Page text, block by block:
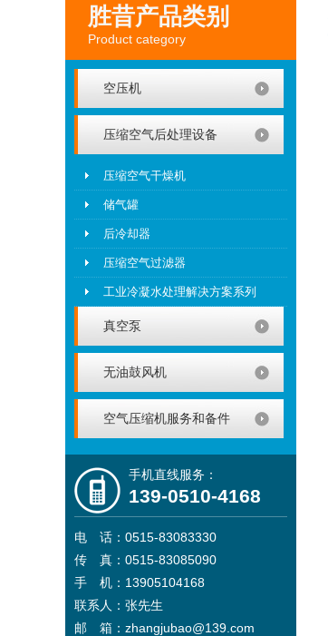
胜昔产品类别
Product category
空压机
压缩空气后处理设备
压缩空气干燥机
储气罐
后冷却器
压缩空气过滤器
工业冷凝水处理解决方案系列
真空泵
无油鼓风机
空气压缩机服务和备件
手机直线服务：
139-0510-4168
电 话：0515-83083330
传 真：0515-83085090
手 机：13905104168
联系人：张先生
邮 箱：zhangjubao@139.com